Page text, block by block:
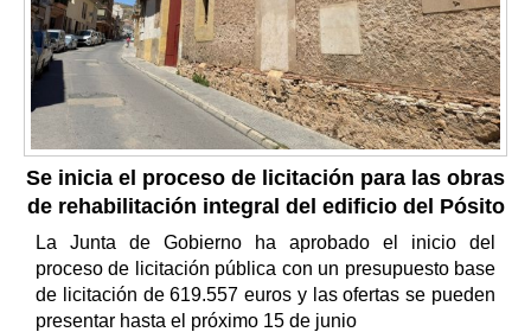
Se inicia el proceso de licitación para las obras
de rehabilitación integral del edificio del Pósito
La Junta de Gobierno ha aprobado el inicio del
proceso de licitación pública con un presupuesto base
de licitación de 619.557 euros y las ofertas se pueden
presentar hasta el próximo 15 de junio